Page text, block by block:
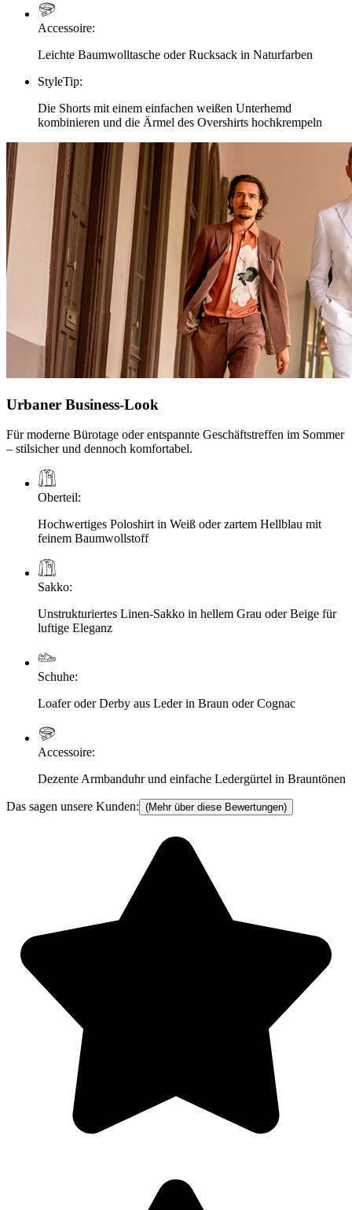
Accessoire:
Leichte Baumwolltasche oder Rucksack in Naturfarben
StyleTip:
Die Shorts mit einem einfachen weißen Unterhemd
kombinieren und die Ärmel des Overshirts hochkrempeln
Urbaner Business-Look
Für moderne Bürotage oder entspannte Geschäftstreffen im Sommer
– stilsicher und dennoch komfortabel.
Oberteil:
Hochwertiges Poloshirt in Weiß oder zartem Hellblau mit
feinem Baumwollstoff
Sakko:
Unstrukturiertes Linen-Sakko in hellem Grau oder Beige für
luftige Eleganz
Schuhe:
Loafer oder Derby aus Leder in Braun oder Cognac
Accessoire:
Dezente Armbanduhr und einfache Ledergürtel in Brauntönen
Das sagen unsere Kunden: (Mehr über diese Bewertungen)